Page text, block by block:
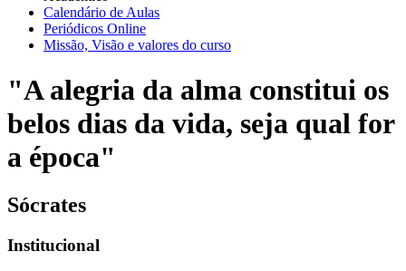
Calendário de Aulas
Periódicos Online
Missão, Visão e valores do curso
"A alegria da alma constitui os
belos dias da vida, seja qual for
a época"
Sócrates
Institucional